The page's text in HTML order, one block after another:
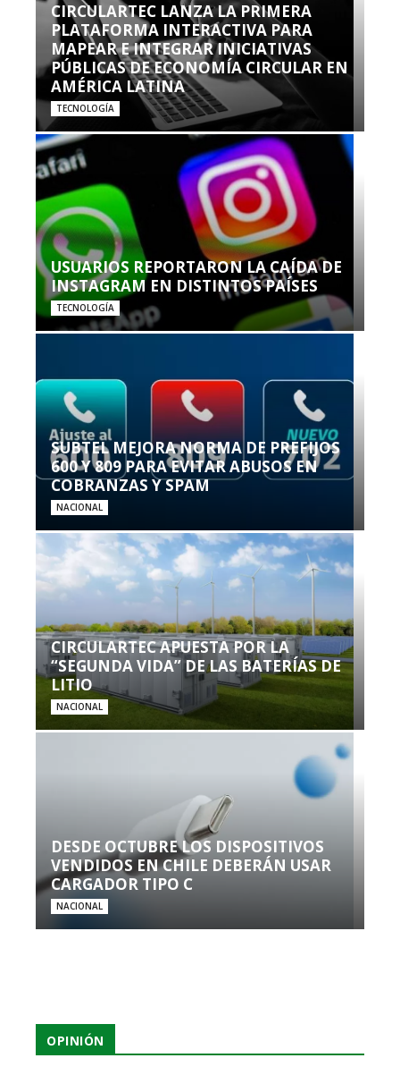
CIRCULARTEC LANZA LA PRIMERA
PLATAFORMA INTERACTIVA PARA
MAPEAR E INTEGRAR INICIATIVAS
PÚBLICAS DE ECONOMÍA CIRCULAR EN
AMÉRICA LATINA
TECNOLOGÍA
USUARIOS REPORTARON LA CAÍDA DE
INSTAGRAM EN DISTINTOS PAÍSES
TECNOLOGÍA
SUBTEL MEJORA NORMA DE PREFIJOS
600 Y 809 PARA EVITAR ABUSOS EN
COBRANZAS Y SPAM
NACIONAL
CIRCULARTEC APUESTA POR LA
“SEGUNDA VIDA” DE LAS BATERÍAS DE
LITIO
NACIONAL
DESDE OCTUBRE LOS DISPOSITIVOS
VENDIDOS EN CHILE DEBERÁN USAR
CARGADOR TIPO C
NACIONAL
OPINIÓN